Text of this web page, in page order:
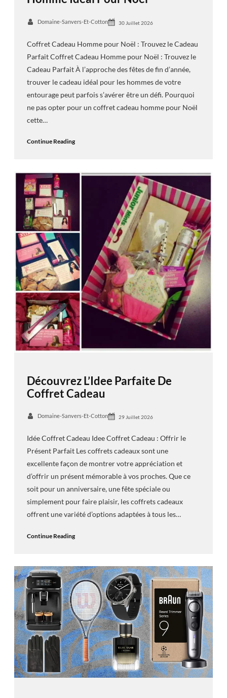
Domaine-Sanvers-Et-Cotton 30 Juillet 2026
Coffret Cadeau Homme pour Noël : Trouvez le Cadeau
Parfait Coffret Cadeau Homme pour Noël : Trouvez le
Cadeau Parfait À l’approche des fêtes de fin d’année,
trouver le cadeau idéal pour les hommes de votre
entourage peut parfois s’avérer être un défi. Pourquoi
ne pas opter pour un coffret cadeau homme pour Noël
cette…
Continue Reading
Découvrez L’Idee Parfaite De
Coffret Cadeau
Domaine-Sanvers-Et-Cotton 29 Juillet 2026
Idée Coffret Cadeau Idee Coffret Cadeau : Offrir le
Présent Parfait Les coffrets cadeaux sont une
excellente façon de montrer votre appréciation et
d’offrir un présent mémorable à vos proches. Que ce
soit pour un anniversaire, une fête spéciale ou
simplement pour faire plaisir, les coffrets cadeaux
offrent une variété d’options adaptées à tous les…
Continue Reading